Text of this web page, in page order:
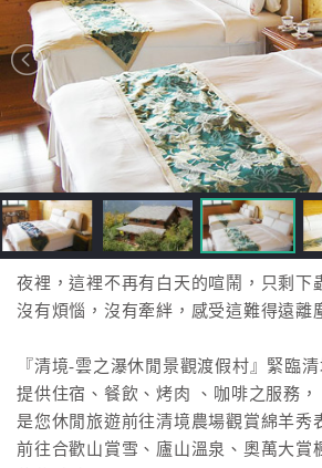
夜裡，這裡不再有白天的喧鬧，只剩下
沒有煩惱，沒有牽絆，感受這難得遠離
『清境-雲之瀑休閒景觀渡假村』緊臨清
提供住宿、餐飲、烤肉 、咖啡之服務，
是您休閒旅遊前往清境農場觀賞綿羊秀
前往合歡山賞雪、廬山溫泉、奧萬大賞